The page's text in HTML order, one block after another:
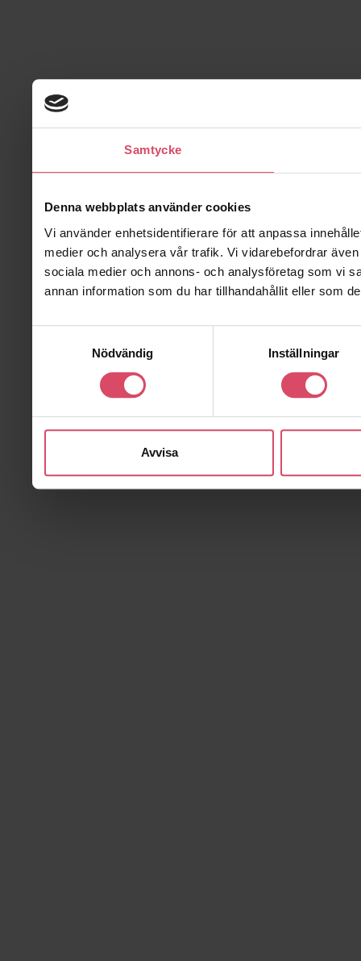
Samtycke
Denna webbplats använder cookies
Vi använder enhetsidentifierare för att anpassa
medier och analysera vår trafik. Vi vidarebefordrar
sociala medier och annons- och analysföretag som vi
annan information som du har tillhandahållit eller som
Nödvändig
Inställningar
Avvisa